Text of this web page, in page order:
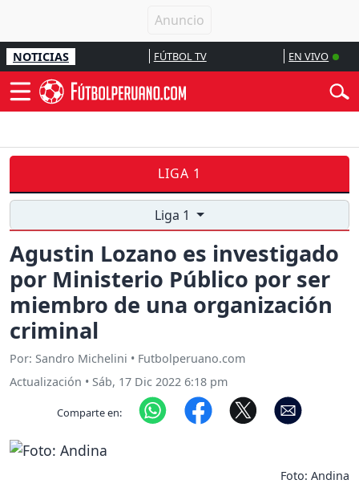
NOTICIAS FÚTBOL TV EN VIVO
LIGA 1
Liga 1
Agustin Lozano es investigado
por Ministerio Público por ser
miembro de una organización
criminal
Por: Sandro Michelini • Futbolperuano.com
Actualización • Sáb, 17 Dic 2022 6:18 pm
Comparte en:
Foto: Andina